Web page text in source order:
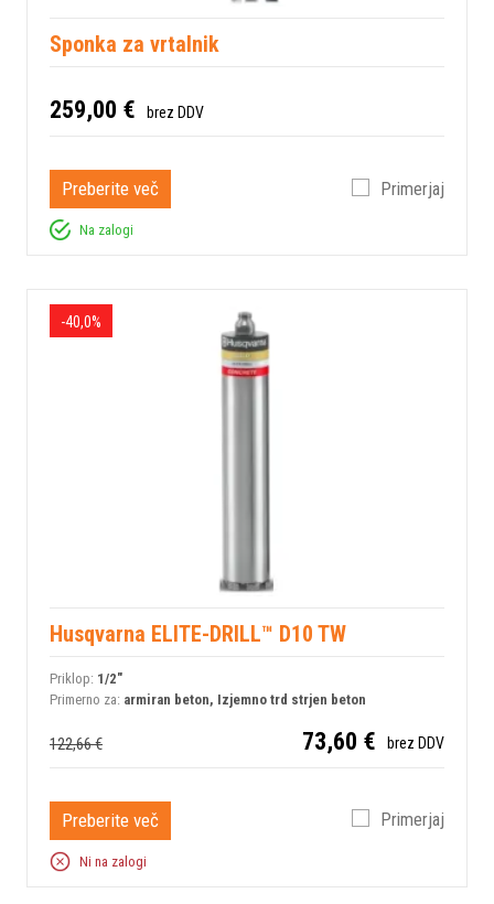
Sponka za vrtalnik
259,00 € brez DDV
Preberite več Primerjaj
Na zalogi
-40,0%
Husqvarna ELITE-DRILL™ D10 TW
Priklop: 1/2"
Primerno za: armiran beton, Izjemno trd strjen beton
122,66 € 73,60 € brez DDV
Preberite več Primerjaj
Ni na zalogi